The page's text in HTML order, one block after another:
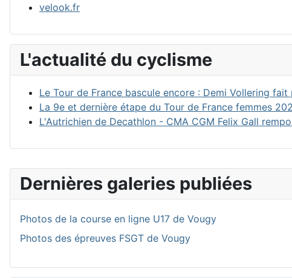
Dernières galeries publiées
Photos de la course en ligne U17 de Vougy
Photos des épreuves FSGT de Vougy
velook.fr
L'actualité du cyclisme
Le Tour de France bascule encore : Demi Vollering
La 9e et dernière étape du Tour de France femmes
L'Autrichien de Decathlon - CMA CGM Felix Gall